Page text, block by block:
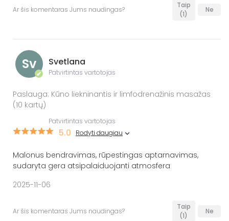
Ar šis komentaras Jums naudingas?
Taip
(1)
Ne
Sv
✔
Svetlana
Patvirtintas vartotojas
Paslauga: Kūno liekninantis ir limfodrenažinis masažas
(10 kartų)
Patvirtintas vartotojas
5.0 Rodyti daugiau
Malonus bendravimas, rūpestingas aptarnavimas,
sudaryta gera atsipalaiduojanti atmosfera
2025-11-06
Ar šis komentaras Jums naudingas?
Taip
(1)
Ne